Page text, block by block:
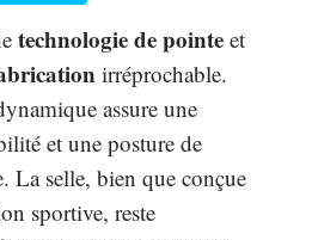
technologie de pointe et
irréprochable.
assure une
et une posture de
La selle, bien que conçue
sportive, reste